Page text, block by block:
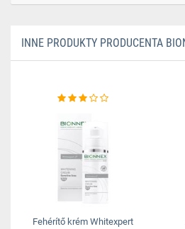
INNE PRODUKTY PRODUCENTA
Fehérítő krém Whitexpert